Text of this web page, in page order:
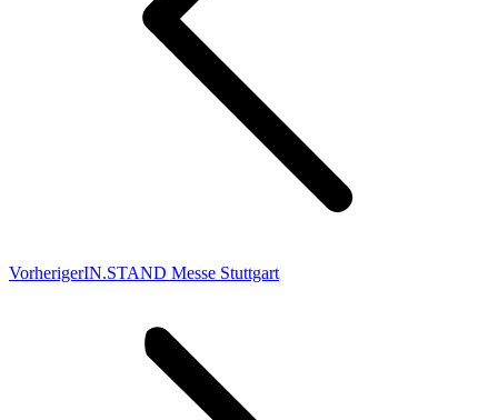
VorherigerPrevious
IN.STAND Messe Stuttgart